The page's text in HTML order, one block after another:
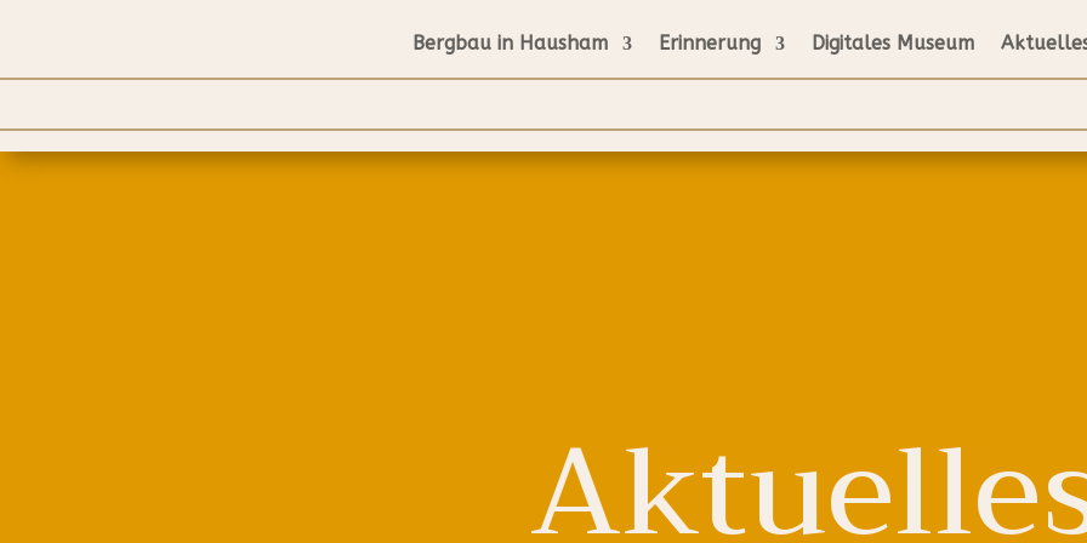
Bergbau in Hausham Erinnerung Digitales Museum